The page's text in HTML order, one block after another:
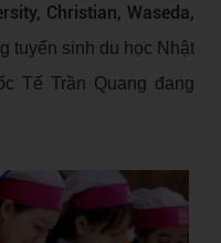
Christian, Waseda,
tuyển sinh du học Nhật
Tế Trần Quang đang